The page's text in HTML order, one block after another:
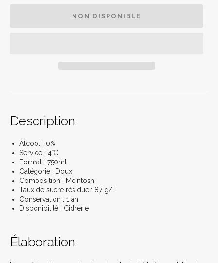
NON DISPONIBLE
Description
Alcool : 0%
Service : 4°C
Format : 750ml
Catégorie : Doux
Composition : McIntosh
Taux de sucre résiduel: 87 g/L
Conservation : 1 an
Disponibilité : Cidrerie
Élaboration